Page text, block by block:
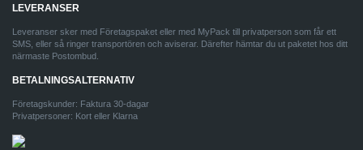
LEVERANSER
Leveranser sker med Företagspaket eller med MyPack till privatperson som får ett
SMS, eller så ringer transportören och aviserar. Därefter hämtar du ut paketet hos ditt
närmaste Postombud.
BETALNINGSALTERNATIV
Företagskunder: Faktura 30-dagar
Privatpersoner: Kort eller Klarna